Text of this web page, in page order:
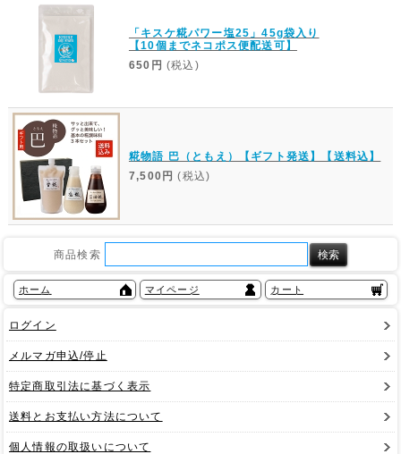
「キスケ糀パワー塩25」45g袋入り
【10個までネコポス便配送可】
650円 (税込)
糀物語 巴（ともえ）【ギフト発送】【送料込】
7,500円 (税込)
商品検索
ホーム マイページ カート
ログイン
メルマガ申込/停止
特定商取引法に基づく表示
送料とお支払い方法について
個人情報の取扱いについて